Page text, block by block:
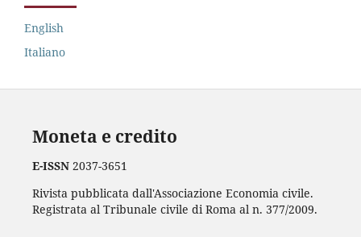
English
Italiano
Moneta e credito
E-ISSN2037-3651
Rivista pubblicata dall'Associazione Economia civile.
Registrata al Tribunale civile di Roma al n. 377/2009.